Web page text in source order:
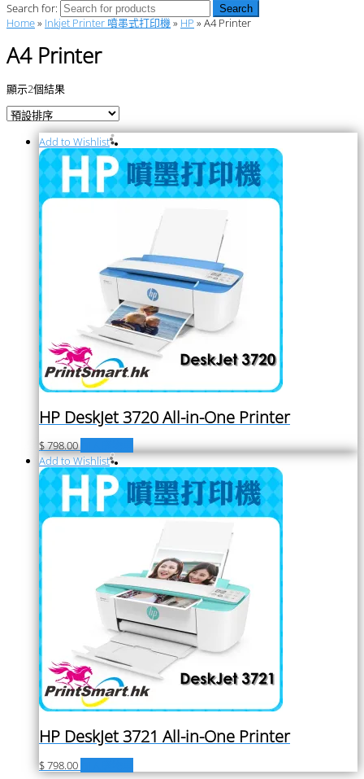
Search for:
Home» Inkjet Printer 噴墨式打印機» HP » A4 Printer
A4 Printer
顯示2個結果
Add to Wishlist
HP DeskJet 3720 All-in-One Printer
$798.00
Add to Wishlist
HP DeskJet 3721 All-in-One Printer
$798.00